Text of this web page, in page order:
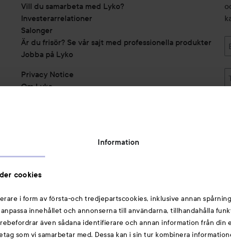
Information
cookies
i form av första-och tredjepartscookies, inklusive annan
innehållet och annonserna till användarna, tillhandahålla
även sådana identifierare och annan information från din
som vi samarbetar med. Dessa kan i sin tur kombinera
Vill du samarbeta med Lyko?
Investerarrelationer
Salonger
Är du frisör? Se vår sajt med professionella produkter
Jobba på Lyko
Privacy Notice
Om Lyko
Michael Edwards Fragrances of the World
Cookie Consent
Partners
Du kanske också gillar